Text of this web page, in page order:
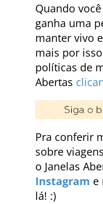
Quando
ganha uma
manter vivo
mais por
políticas de
Abertas
Pra conferir
sobre
o Janelas
Instagram e
lá! :)